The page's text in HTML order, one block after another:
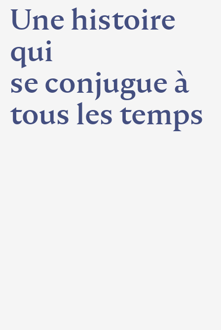
Unehistoire
qui
seconjugueà
tous lestemps